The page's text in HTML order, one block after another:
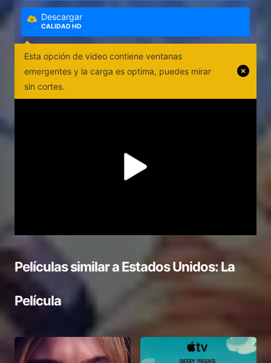
Descargar
CALIDAD HD
Esta opción de video contiene ventanas
emergentes y la carga es optima, puedes mirar
sin cortes.
Películas similar aEstados Unidos: La
Película